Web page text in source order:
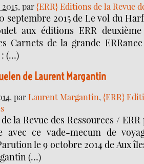
, par{ERR} Editions de la Revue
septembre 2015 de Le vol du
aux éditions ERR
Carnets de la grande ERRance
: (…)
de Laurent Margantin
, parLaurent Margantin,{ERR}
la Revue des Ressources /
avec ce vade-mecum de
le 9 octobre 2014 de Aux
(…)